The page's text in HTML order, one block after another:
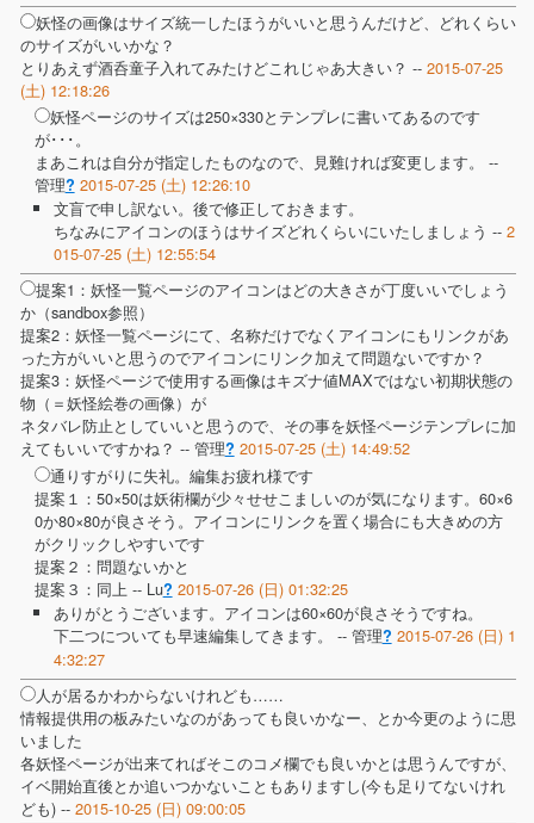
妖怪の画像はサイズ統一したほうがいいと思うんだけど、どれくらい
のサイズがいいかな？
とりあえず酒呑童子入れてみたけどこれじゃあ大きい？ -- 2015-07-25
(土) 12:18:26
妖怪ページのサイズは250×330とテンプレに書いてあるのです
が･･･。
まあこれは自分が指定したものなので、見難ければ変更します。 --
管理? 2015-07-25 (土) 12:26:10
文盲で申し訳ない。後で修正しておきます。
ちなみにアイコンのほうはサイズどれくらいにいたしましょう -- 2
015-07-25 (土) 12:55:54
提案1：妖怪一覧ページのアイコンはどの大きさが丁度いいでしょう
か（sandbox参照）
提案2：妖怪一覧ページにて、名称だけでなくアイコンにもリンクがあ
った方がいいと思うのでアイコンにリンク加えて問題ないですか？
提案3：妖怪ページで使用する画像はキズナ値MAXではない初期状態の
物（＝妖怪絵巻の画像）が
ネタバレ防止としていいと思うので、その事を妖怪ページテンプレに加
えてもいいですかね？ -- 管理? 2015-07-25 (土) 14:49:52
通りすがりに失礼。編集お疲れ様です
提案１：50×50は妖術欄が少々せせこましいのが気になります。60×6
0か80×80が良さそう。アイコンにリンクを置く場合にも大きめの方
がクリックしやすいです
提案２：問題ないかと
提案３：同上 -- Lu? 2015-07-26 (日) 01:32:25
ありがとうございます。アイコンは60×60が良さそうですね。
下二つについても早速編集してきます。 -- 管理? 2015-07-26 (日) 1
4:32:27
人が居るかわからないけれども……
情報提供用の板みたいなのがあっても良いかなー、とか今更のように思
いました
各妖怪ページが出来てればそこのコメ欄でも良いかとは思うんですが、
イベ開始直後とか追いつかないこともありますし(今も足りてないけれ
ども) -- 2015-10-25 (日) 09:00:05